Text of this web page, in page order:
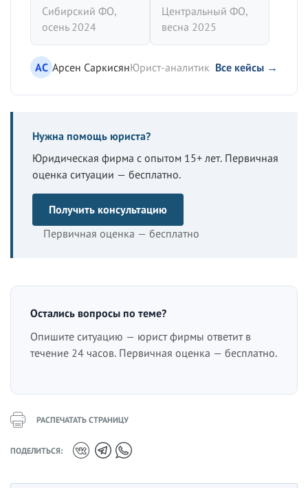
Сибирский ФО,
осень 2024
Центральный ФО,
весна 2025
АС Арсен СаркисянЮрист-аналитик Все кейсы →
Нужна помощь юриста?
Юридическая фирма с опытом 15+ лет. Первичная
оценка ситуации — бесплатно.
Получить консультацию
Первичная оценка — бесплатно
Остались вопросы по теме?
Опишите ситуацию — юрист фирмы ответит в
течение 24 часов. Первичная оценка — бесплатно.
РАСПЕЧАТАТЬ СТРАНИЦУ
ПОДЕЛИТЬСЯ: